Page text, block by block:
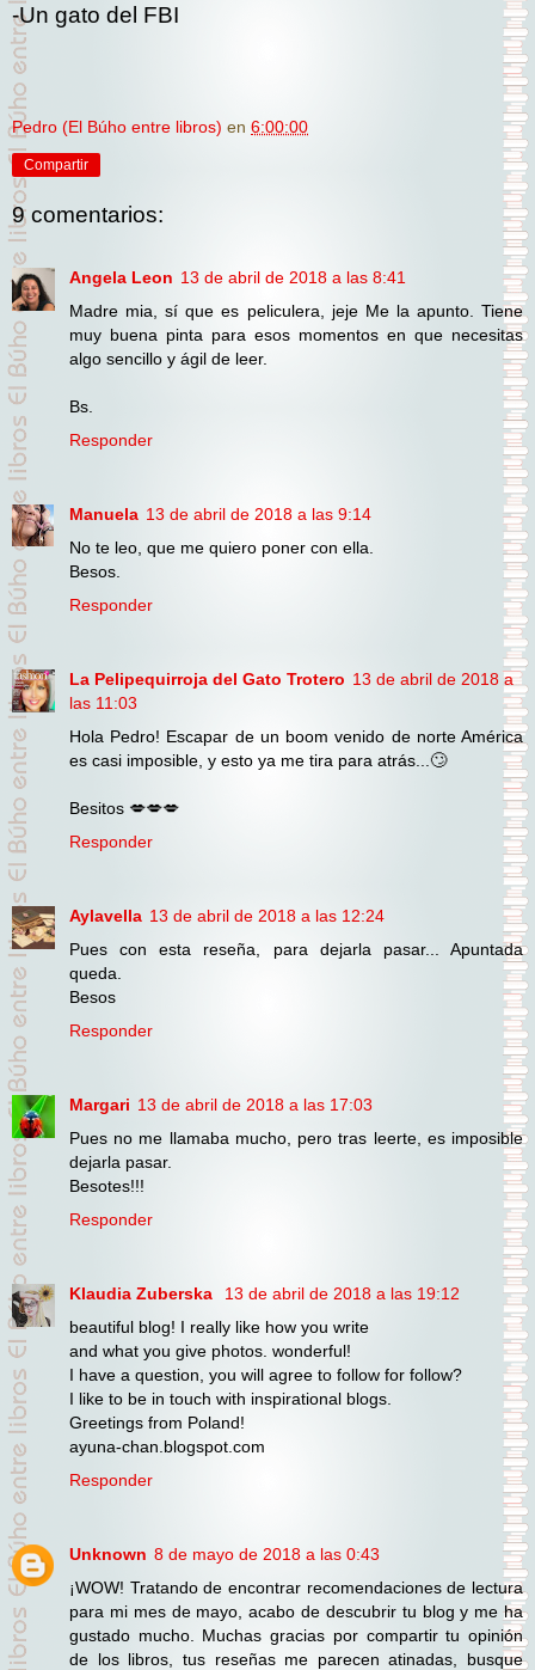
-Un gato del FBI
Pedro (El Búho entre libros) en 6:00:00
Compartir
9 comentarios:
Angela Leon 13 de abril de 2018 a las 8:41
Madre mia, sí que es peliculera, jeje Me la apunto. Tiene
muy buena pinta para esos momentos en que necesitas
algo sencillo y ágil de leer.
Bs.
Responder
Manuela 13 de abril de 2018 a las 9:14
No te leo, que me quiero poner con ella.
Besos.
Responder
La Pelipequirroja del Gato Trotero 13 de abril de 2018 a
las 11:03
Hola Pedro! Escapar de un boom venido de norte América
es casi imposible, y esto ya me tira para atrás...🙄
Besitos 💋💋💋
Responder
Aylavella 13 de abril de 2018 a las 12:24
Pues con esta reseña, para dejarla pasar... Apuntada
queda.
Besos
Responder
Margari 13 de abril de 2018 a las 17:03
Pues no me llamaba mucho, pero tras leerte, es imposible
dejarla pasar.
Besotes!!!
Responder
Klaudia Zuberska
13 de abril de 2018 a las 19:12
beautiful blog! I really like how you write
and what you give photos. wonderful!
I have a question, you will agree to follow for follow?
I like to be in touch with inspirational blogs.
Greetings from Poland!
ayuna-chan.blogspot.com
Responder
Unknown 8 de mayo de 2018 a las 0:43
¡WOW! Tratando de encontrar recomendaciones de lectura
para mi mes de mayo, acabo de descubrir tu blog y me ha
gustado mucho. Muchas gracias por compartir tu opinión
de los libros, tus reseñas me parecen atinadas, busque